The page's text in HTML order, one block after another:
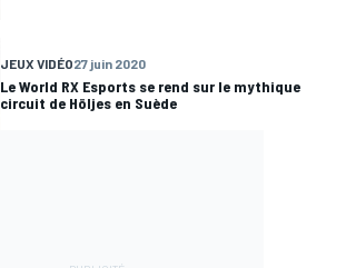
JEUX VIDÉO27 juin 2020
Le World RX Esports se rend sur le mythique
circuit de Höljes en Suède